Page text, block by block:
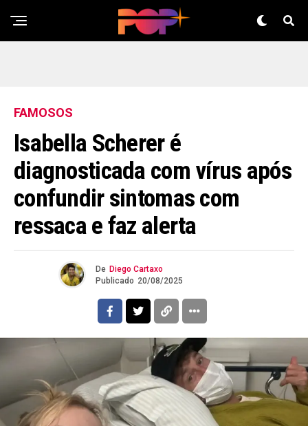
FAMOSOS
Isabella Scherer é
diagnosticada com vírus após
confundir sintomas com
ressaca e faz alerta
De Diego Cartaxo
Publicado 20/08/2025
Flipboard
Reddit
Pinterest
Whatsapp
Email